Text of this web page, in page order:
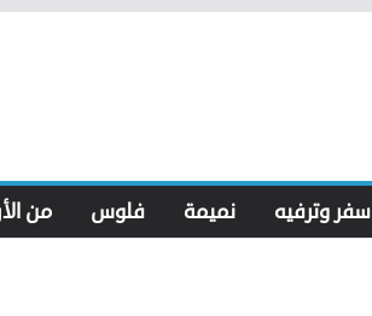
سفر وترفيه نميمة فلوس من